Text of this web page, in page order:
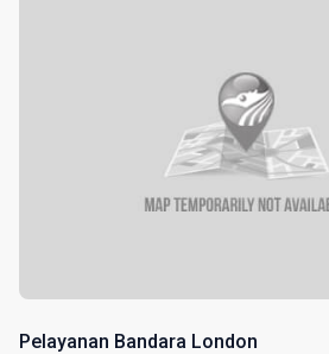
Pelayanan Bandara London